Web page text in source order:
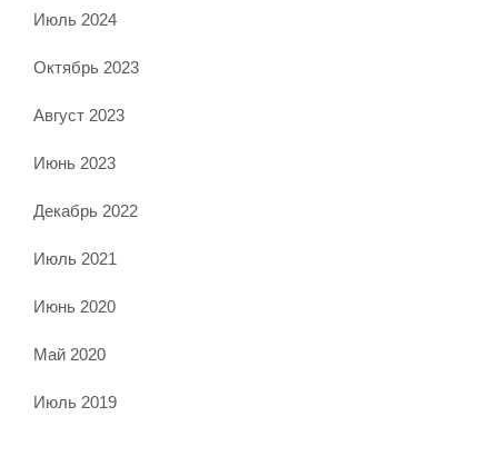
Июль 2024
Октябрь 2023
Август 2023
Июнь 2023
Декабрь 2022
Июль 2021
Июнь 2020
Май 2020
Июль 2019